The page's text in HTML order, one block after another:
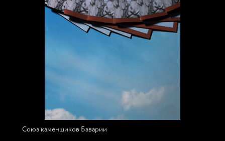
Союз каменщиков Баварии